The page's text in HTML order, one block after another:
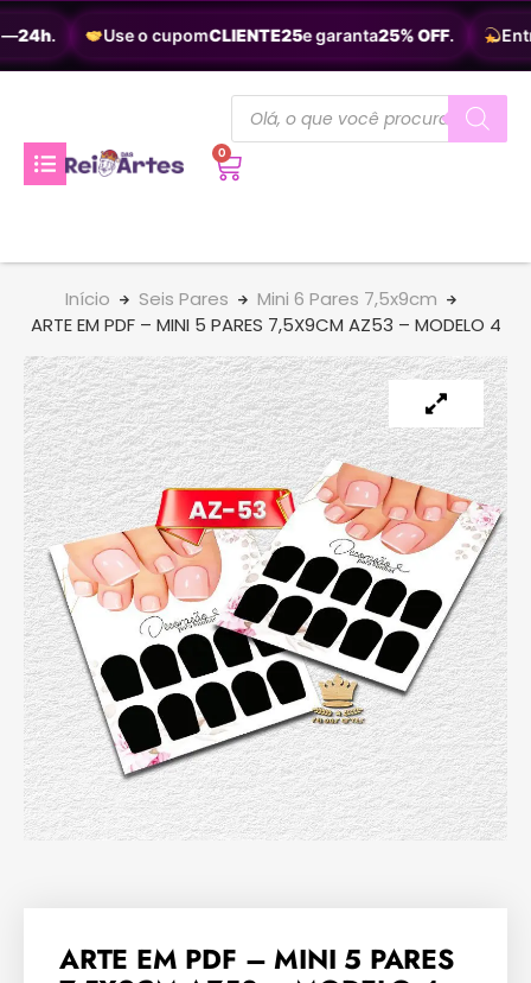
24h. Use o cupomCLIENTE25e garanta25% OFF.
0
Início Seis Pares
Mini 6 Pares 7,5x9cm
ARTE EM PDF – MINI 5 PARES 7,5X9CM AZ53 – MODELO 4
ARTE EM PDF – MINI 5 PARES